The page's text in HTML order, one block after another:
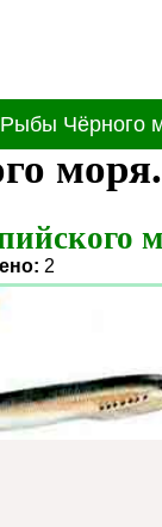
Рыбы Чёрного
моря.
2